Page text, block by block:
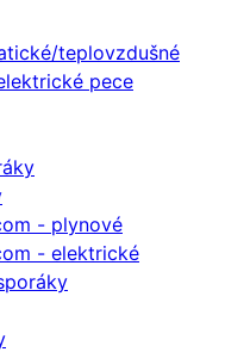
teplovzdušné
pece
- plynové
- elektrické